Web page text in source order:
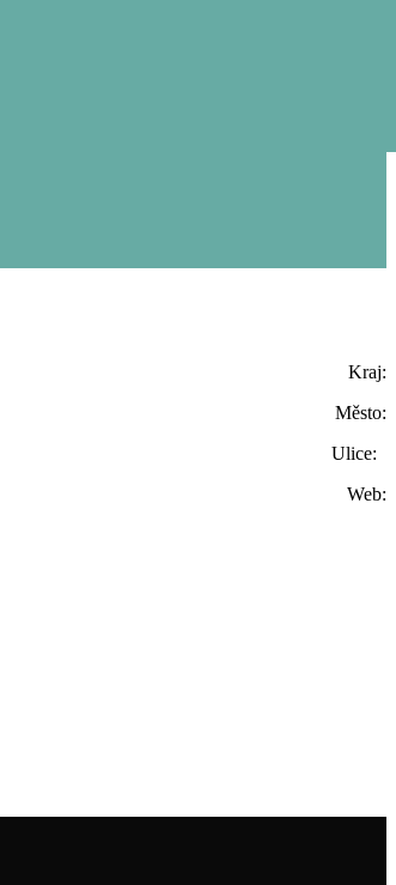
Kraj:
Město:
Ulice:
Web: